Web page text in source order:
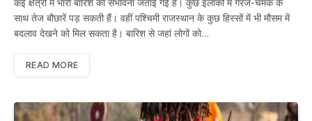
साथ तेज बौछारें पड़ सकती हैं। वहीं पश्चिमी राजस्थान के कुछ हिस्सों में भी मौसम में
बदलाव देखने को मिल सकता है। बारिश से जहां लोगों को…
READ MORE